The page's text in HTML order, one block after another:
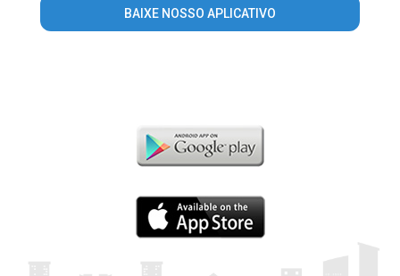
BAIXE NOSSO APLICATIVO